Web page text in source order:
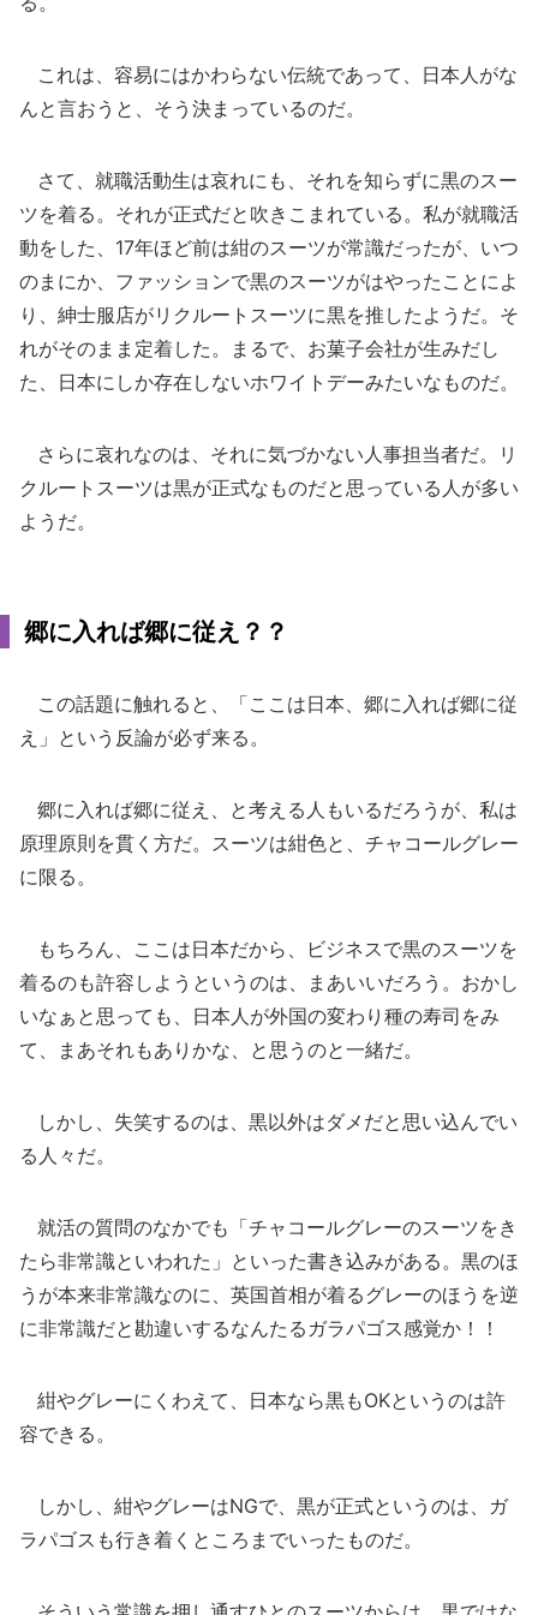
これは、容易にはかわらない伝統であって、日本人がな
んと言おうと、そう決まっているのだ。
さて、就職活動生は哀れにも、それを知らずに黒のスー
ツを着る。それが正式だと吹きこまれている。私が就職活
動をした、17年ほど前は紺のスーツが常識だったが、いつ
のまにか、ファッションで黒のスーツがはやったことによ
り、紳士服店がリクルートスーツに黒を推したようだ。そ
れがそのまま定着した。まるで、お菓子会社が生みだし
た、日本にしか存在しないホワイトデーみたいなものだ。
さらに哀れなのは、それに気づかない人事担当者だ。リ
クルートスーツは黒が正式なものだと思っている人が多い
ようだ。
郷に入れば郷に従え？？
この話題に触れると、「ここは日本、郷に入れば郷に従
え」という反論が必ず来る。
郷に入れば郷に従え、と考える人もいるだろうが、私は
原理原則を貫く方だ。スーツは紺色と、チャコールグレー
に限る。
もちろん、ここは日本だから、ビジネスで黒のスーツを
着るのも許容しようというのは、まあいいだろう。おかし
いなぁと思っても、日本人が外国の変わり種の寿司をみ
て、まあそれもありかな、と思うのと一緒だ。
しかし、失笑するのは、黒以外はダメだと思い込んでい
る人々だ。
就活の質問のなかでも「チャコールグレーのスーツをき
たら非常識といわれた」といった書き込みがある。黒のほ
うが本来非常識なのに、英国首相が着るグレーのほうを逆
に非常識だと勘違いするなんたるガラパゴス感覚か！！
紺やグレーにくわえて、日本なら黒もOKというのは許
容できる。
しかし、紺やグレーはNGで、黒が正式というのは、ガ
ラパゴスも行き着くところまでいったものだ。